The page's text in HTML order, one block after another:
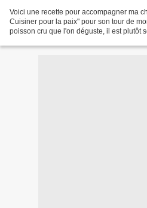
Voici une recette pour accompagner ma
Cuisiner pour la paix" pour son tour de
poisson cru que l'on déguste, il est plutôt